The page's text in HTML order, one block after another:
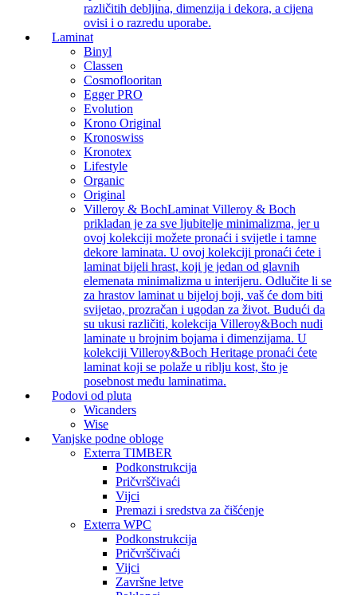
različitih debljina, dimenzija i dekora, a cijena
ovisi i o razredu uporabe.
Laminat
Binyl
Classen
Cosmoflooritan
Egger PRO
Evolution
Krono Original
Kronoswiss
Kronotex
Lifestyle
Organic
Original
Villeroy & BochLaminat Villeroy & Boch
prikladan je za sve ljubitelje minimalizma, jer u
ovoj kolekciji možete pronaći i svijetle i tamne
dekore laminata. U ovoj kolekciji pronaći ćete i
laminat bijeli hrast, koji je jedan od glavnih
elemenata minimalizma u interijeru. Odlučite li se
za hrastov laminat u bijeloj boji, vaš će dom biti
svijetao, prozračan i ugodan za život. Budući da
su ukusi različiti, kolekcija Villeroy&Boch nudi
laminate u brojnim bojama i dimenzijama. U
kolekciji Villeroy&Boch Heritage pronaći ćete
laminat koji se polaže u riblju kost, što je
posebnost među laminatima.
Podovi od pluta
Wicanders
Wise
Vanjske podne obloge
Exterra TIMBER
Podkonstrukcija
Pričvrščivaći
Vijci
Premazi i sredstva za čišćenje
Exterra WPC
Podkonstrukcija
Pričvrščivaći
Vijci
Završne letve